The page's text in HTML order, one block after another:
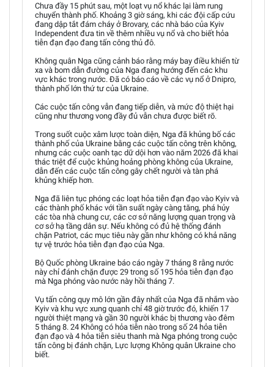
Chưa đầy 15 phút sau, một loạt vụ nổ khác lại làm rung
chuyển thành phố. Khoảng 3 giờ sáng, khi các đội cấp cứu
đang dập tắt đám cháy ở Brovary, các nhà báo của Kyiv
Independent đưa tin về thêm nhiều vụ nổ và cho biết hỏa
tiễn đạn đạo đang tấn công thủ đô.
Không quân Nga cũng cảnh báo rằng máy bay điều khiển từ
xa và bom dẫn đường của Nga đang hướng đến các khu
vực khác trong nước. Đã có báo cáo về các vụ nổ ở Dnipro,
thành phố lớn thứ tư của Ukraine.
Các cuộc tấn công vẫn đang tiếp diễn, và mức độ thiệt hại
cũng như thương vong đầy đủ vẫn chưa được biết rõ.
Trong suốt cuộc xâm lược toàn diện, Nga đã khủng bố các
thành phố của Ukraine bằng các cuộc tấn công trên không,
nhưng các cuộc oanh tạc dữ dội hơn vào năm 2026 đã khai
thác triệt để cuộc khủng hoảng phòng không của Ukraine,
dẫn đến các cuộc tấn công gây chết người và tàn phá
khủng khiếp hơn.
Nga đã liên tục phóng các loạt hỏa tiễn đạn đạo vào Kyiv và
các thành phố khác với tần suất ngày càng tăng, phá hủy
các tòa nhà chung cư, các cơ sở năng lượng quan trọng và
cơ sở hạ tầng dân sự. Nếu không có đủ hệ thống đánh
chặn Patriot, các mục tiêu này gần như không có khả năng
tự vệ trước hỏa tiễn đạn đạo của Nga.
Bộ Quốc phòng Ukraine báo cáo ngày 7 tháng 8 rằng nước
này chỉ đánh chặn được 29 trong số 195 hỏa tiễn đạn đạo
mà Nga phóng vào nước này hồi tháng 7.
Vụ tấn công quy mô lớn gần đây nhất của Nga đã nhắm vào
Kyiv và khu vực xung quanh chỉ 48 giờ trước đó, khiến 17
người thiệt mạng và gần 30 người khác bị thương vào đêm
5 tháng 8. 24 Không có hỏa tiễn nào trong số 24 hỏa tiễn
đạn đạo và 4 hỏa tiễn siêu thanh mà Nga phóng trong cuộc
tấn công bị đánh chặn, Lực lượng Không quân Ukraine cho
biết.